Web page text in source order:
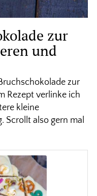
zur
und
zur
Rezept verlinke ich
kleine
Scrollt also gern mal